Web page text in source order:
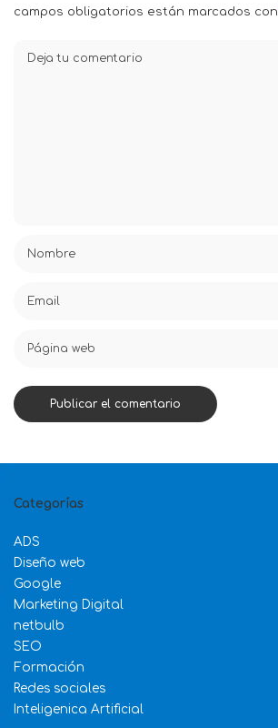
campos obligatorios están marcados con
Categorías
ADS
Diseño web
Google
Marketing Digital
netbulb
SEO
Formación
Redes sociales
Inteligenica Artificial